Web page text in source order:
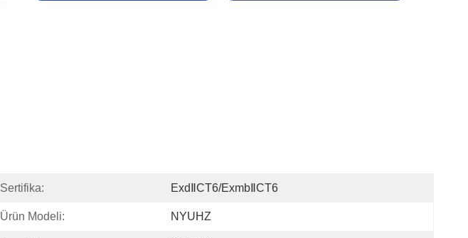
Sertifika: ExdⅡCT6/ExmbⅡCT6
Ürün Modeli: NYUHZ